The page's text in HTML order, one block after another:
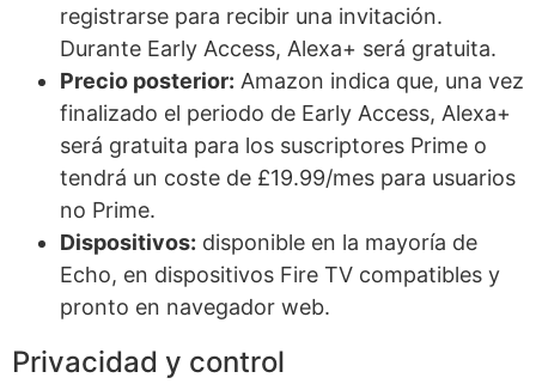
registrarse para recibir una invitación.
Durante Early Access, Alexa+ será gratuita.
Precio posterior: Amazon indica que, una vez
finalizado el periodo de Early Access, Alexa+
será gratuita para los suscriptores Prime o
tendrá un coste de £19.99/mes para usuarios
no Prime.
Dispositivos: disponible en la mayoría de
Echo, en dispositivos Fire TV compatibles y
pronto en navegador web.
Privacidad y control